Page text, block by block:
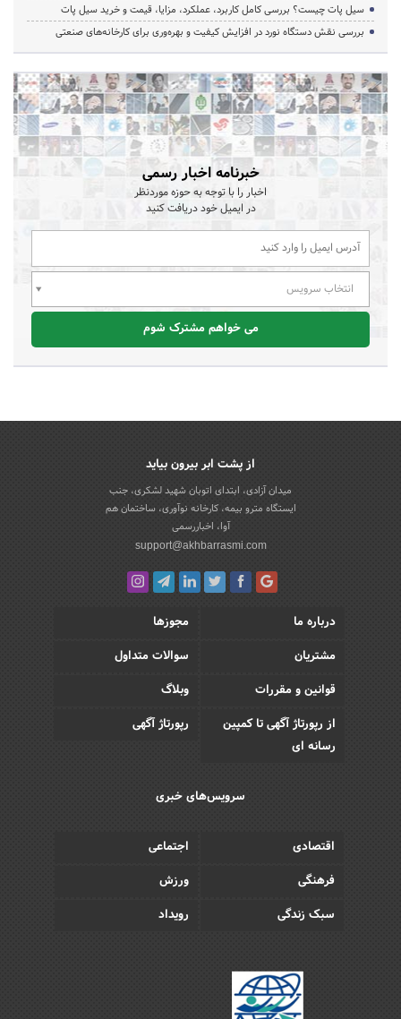
سیل پات چیست؟ بررسی کامل کاربرد، عملکرد، مزایا، قیمت و خرید سیل پات
بررسی نقش دستگاه نورد در افزایش کیفیت و بهره‌وری برای کارخانه‌های صنعتی
خبرنامه اخبار رسمی
اخبار را با توجه به حوزه موردنظر
در ایمیل خود دریافت کنید
انتخاب سرویس
می خواهم مشترک شوم
از پشت ابر بیرون بیاید
میدان آزادی، ابتدای اتوبان شهید لشکری، جنب
ایستگاه مترو بیمه، کارخانه نوآوری، ساختمان هم
آوا، اخباررسمی
support@akhbarrasmi.com
درباره ما
مجوزها
مشتریان
سوالات متداول
قوانین و مقررات
وبلاگ
از رپورتاژ آگهی تا کمپین
رسانه ای
رپورتاژ آگهی
سرویس‌های خبری
اقتصادی
اجتماعی
فرهنگی
ورزش
سبک زندگی
رویداد